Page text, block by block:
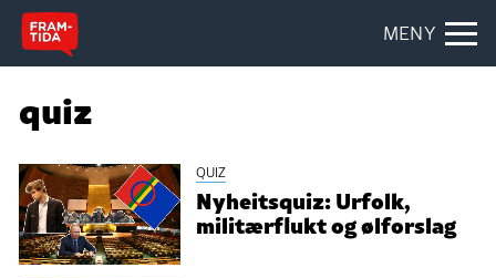
MENY
quiz
QUIZ
Nyheitsquiz: Urfolk,
militærflukt og ølforslag